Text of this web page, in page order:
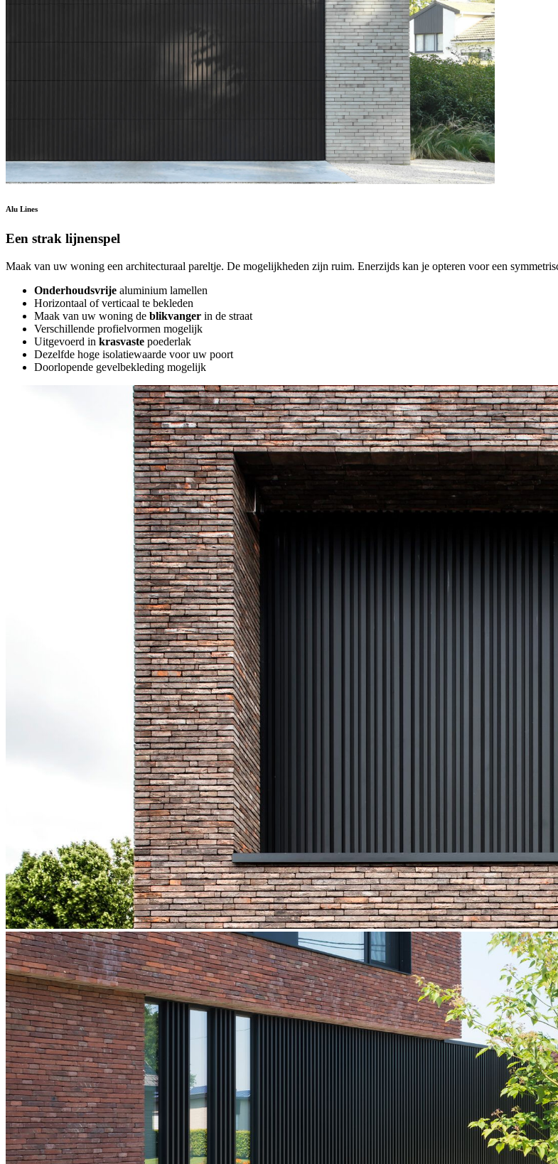
Alu Lines
Een strak lijnenspel
Maak van uw woning een architecturaal pareltje. De mogelijkheden zijn ruim. Enerzijds kan je opteren voor een
Onderhoudsvrije aluminium lamellen
Horizontaal of verticaal te bekleden
Maak van uw woning de blikvanger in de straat
Verschillende profielvormen mogelijk
Uitgevoerd in krasvaste poederlak
Dezelfde hoge isolatiewaarde voor uw poort
Doorlopende gevelbekleding mogelijk